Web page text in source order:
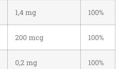
1,4 mg 100%
200 mcg 100%
0,2 mg 100%